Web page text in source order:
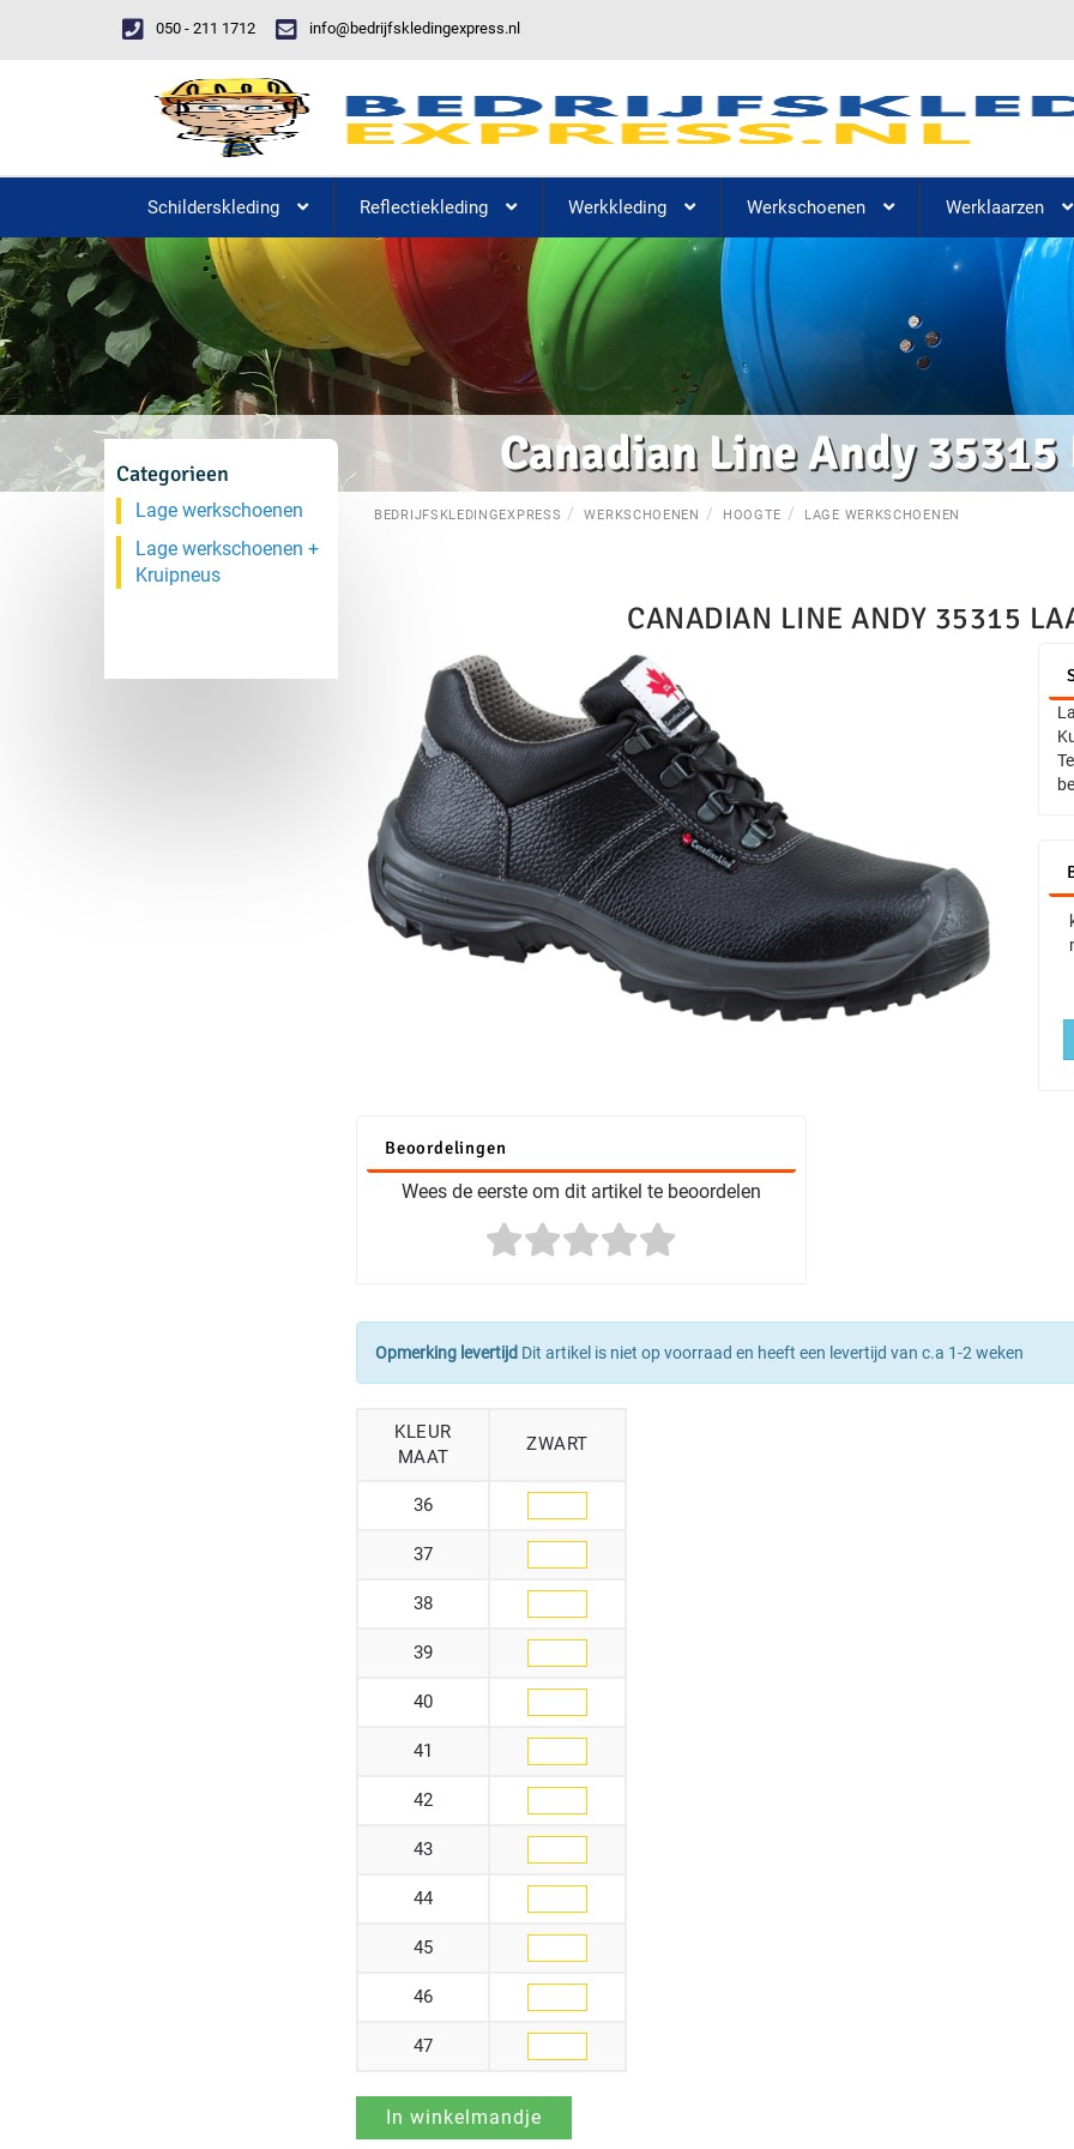
050 - 211 1712 info@bedrijfskledingexpress.nl
Schilderskleding Reflectiekleding Werkkleding Werkschoenen Werklaarzen
Canadian Line Andy 35315
BEDRIJFSKLEDINGEXPRESS WERKSCHOENEN HOOGTE LAGE WERKSCHOENEN
CANADIAN LINE ANDY 35315
Beoordelingen
Wees de eerste om dit artikel te beoordelen
Opmerking levertijd Dit artikel is niet op voorraad en heeft een levertijd van c.a 1-2 weken
KLEUR
MAAT
ZWART
36
37
38
39
40
41
42
43
44
45
46
47
Categorieen
Lage werkschoenen
Lage werkschoenen +
Kruipneus